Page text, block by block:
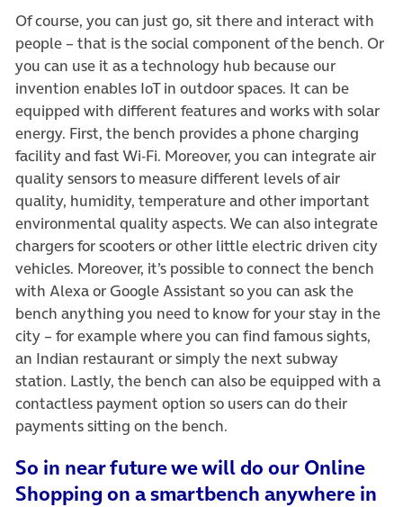
Of course, you can just go, sit there and interact with
people – that is the social component of the bench. Or
you can use it as a technology hub because our
invention enables IoT in outdoor spaces. It can be
equipped with different features and works with solar
energy. First, the bench provides a phone charging
facility and fast Wi-Fi. Moreover, you can integrate air
quality sensors to measure different levels of air
quality, humidity, temperature and other important
environmental quality aspects. We can also integrate
chargers for scooters or other little electric driven city
vehicles. Moreover, it’s possible to connect the bench
with Alexa or Google Assistant so you can ask the
bench anything you need to know for your stay in the
city – for example where you can find famous sights,
an Indian restaurant or simply the next subway
station. Lastly, the bench can also be equipped with a
contactless payment option so users can do their
payments sitting on the bench.
So in near future we will do our Online
Shopping on a smartbench anywhere in